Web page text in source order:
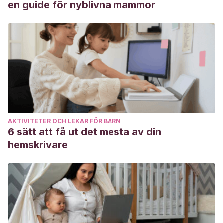
Huerta, R.
(2011). El juego simbólico.
Educación, (34), 227-230.
https://revistas.cardenalcisneros.es/index.php/PULSO/
Jeta, P. M. P. A. (1998). El desarrollo emocional infantil (0-
6 años): Pautas de educación. InPonencia presentada en
el congreso de Madrid. España.
http://www.waece.org/biblioteca/pdfs/d069.pdf
Muñoz Silva, A.
(2005). La familia como contexto de
desarrollo infantil: dimensiones de análisis relevantes para
Mindez, S., Mrahad, M. C., … & Raznoszczyk de
Schejtman, C.(2008). Dimensiones del juego madre-
bebé en el primer año de vida: Escala de Interacción
Lúdica. InXV Jornadas de Investigación y Cuarto Encuentro
en guide för nyblivna mammor
AKTIVITETER OCH LEKAR FÖR BARN
6 sätt att få ut det mesta av din
hemskrivare